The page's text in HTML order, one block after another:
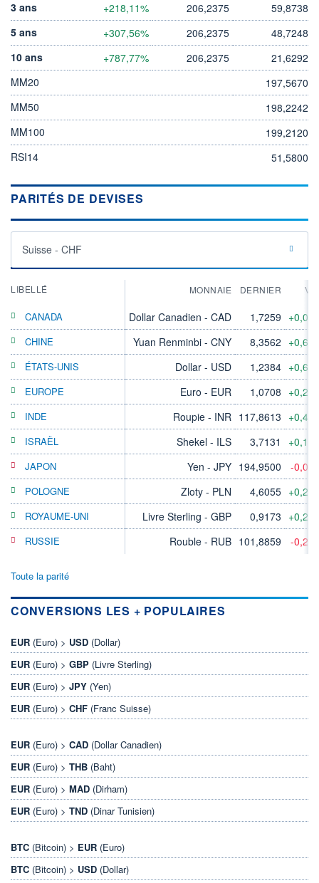
3 ans
+218,11% 206,2375
59,8738
5 ans
+307,56% 206,2375
48,7248
10 ans
+787,77% 206,2375
21,6292
MM20
197,5670
MM50
198,2242
MM100
199,2120
RSI14
51,5800
PARITÉS DE DEVISES
Suisse - CHF
LIBELLÉ MONNAIE DERNIER
CANADA Dollar Canadien - CAD 1,7259
CHINE Yuan Renminbi - CNY 8,3562
ÉTATS-UNIS Dollar - USD 1,2384
EUROPE Euro - EUR 1,0708
INDE Roupie - INR 117,8613
ISRAËL Shekel - ILS 3,7131
JAPON Yen - JPY 194,9500 -
POLOGNE Zloty - PLN 4,6055
ROYAUME-UNI Livre Sterling - GBP 0,9173
RUSSIE Rouble - RUB 101,8859 -
Toute la parité
CONVERSIONS LES + POPULAIRES
EUR (Euro) > USD (Dollar)
EUR (Euro) > GBP (Livre Sterling)
EUR (Euro) > JPY (Yen)
EUR (Euro) > CHF (Franc Suisse)
EUR (Euro) > CAD (Dollar Canadien)
EUR (Euro) > THB (Baht)
EUR (Euro) > MAD (Dirham)
EUR (Euro) > TND (Dinar Tunisien)
BTC (Bitcoin) > EUR (Euro)
BTC (Bitcoin) > USD (Dollar)